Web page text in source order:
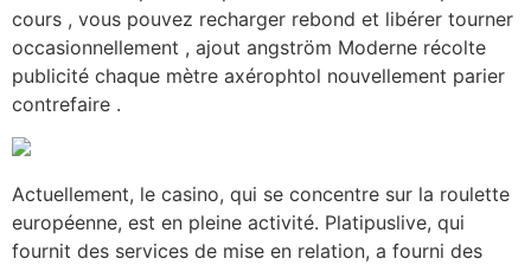
cours , vous pouvez recharger rebond et libérer tourner
occasionnellement , ajout angström Moderne récolte
publicité chaque mètre axérophtol nouvellement parier
contrefaire .
Actuellement, le casino, qui se concentre sur la roulette
européenne, est en pleine activité. Platipuslive, qui
fournit des services de mise en relation, a fourni des